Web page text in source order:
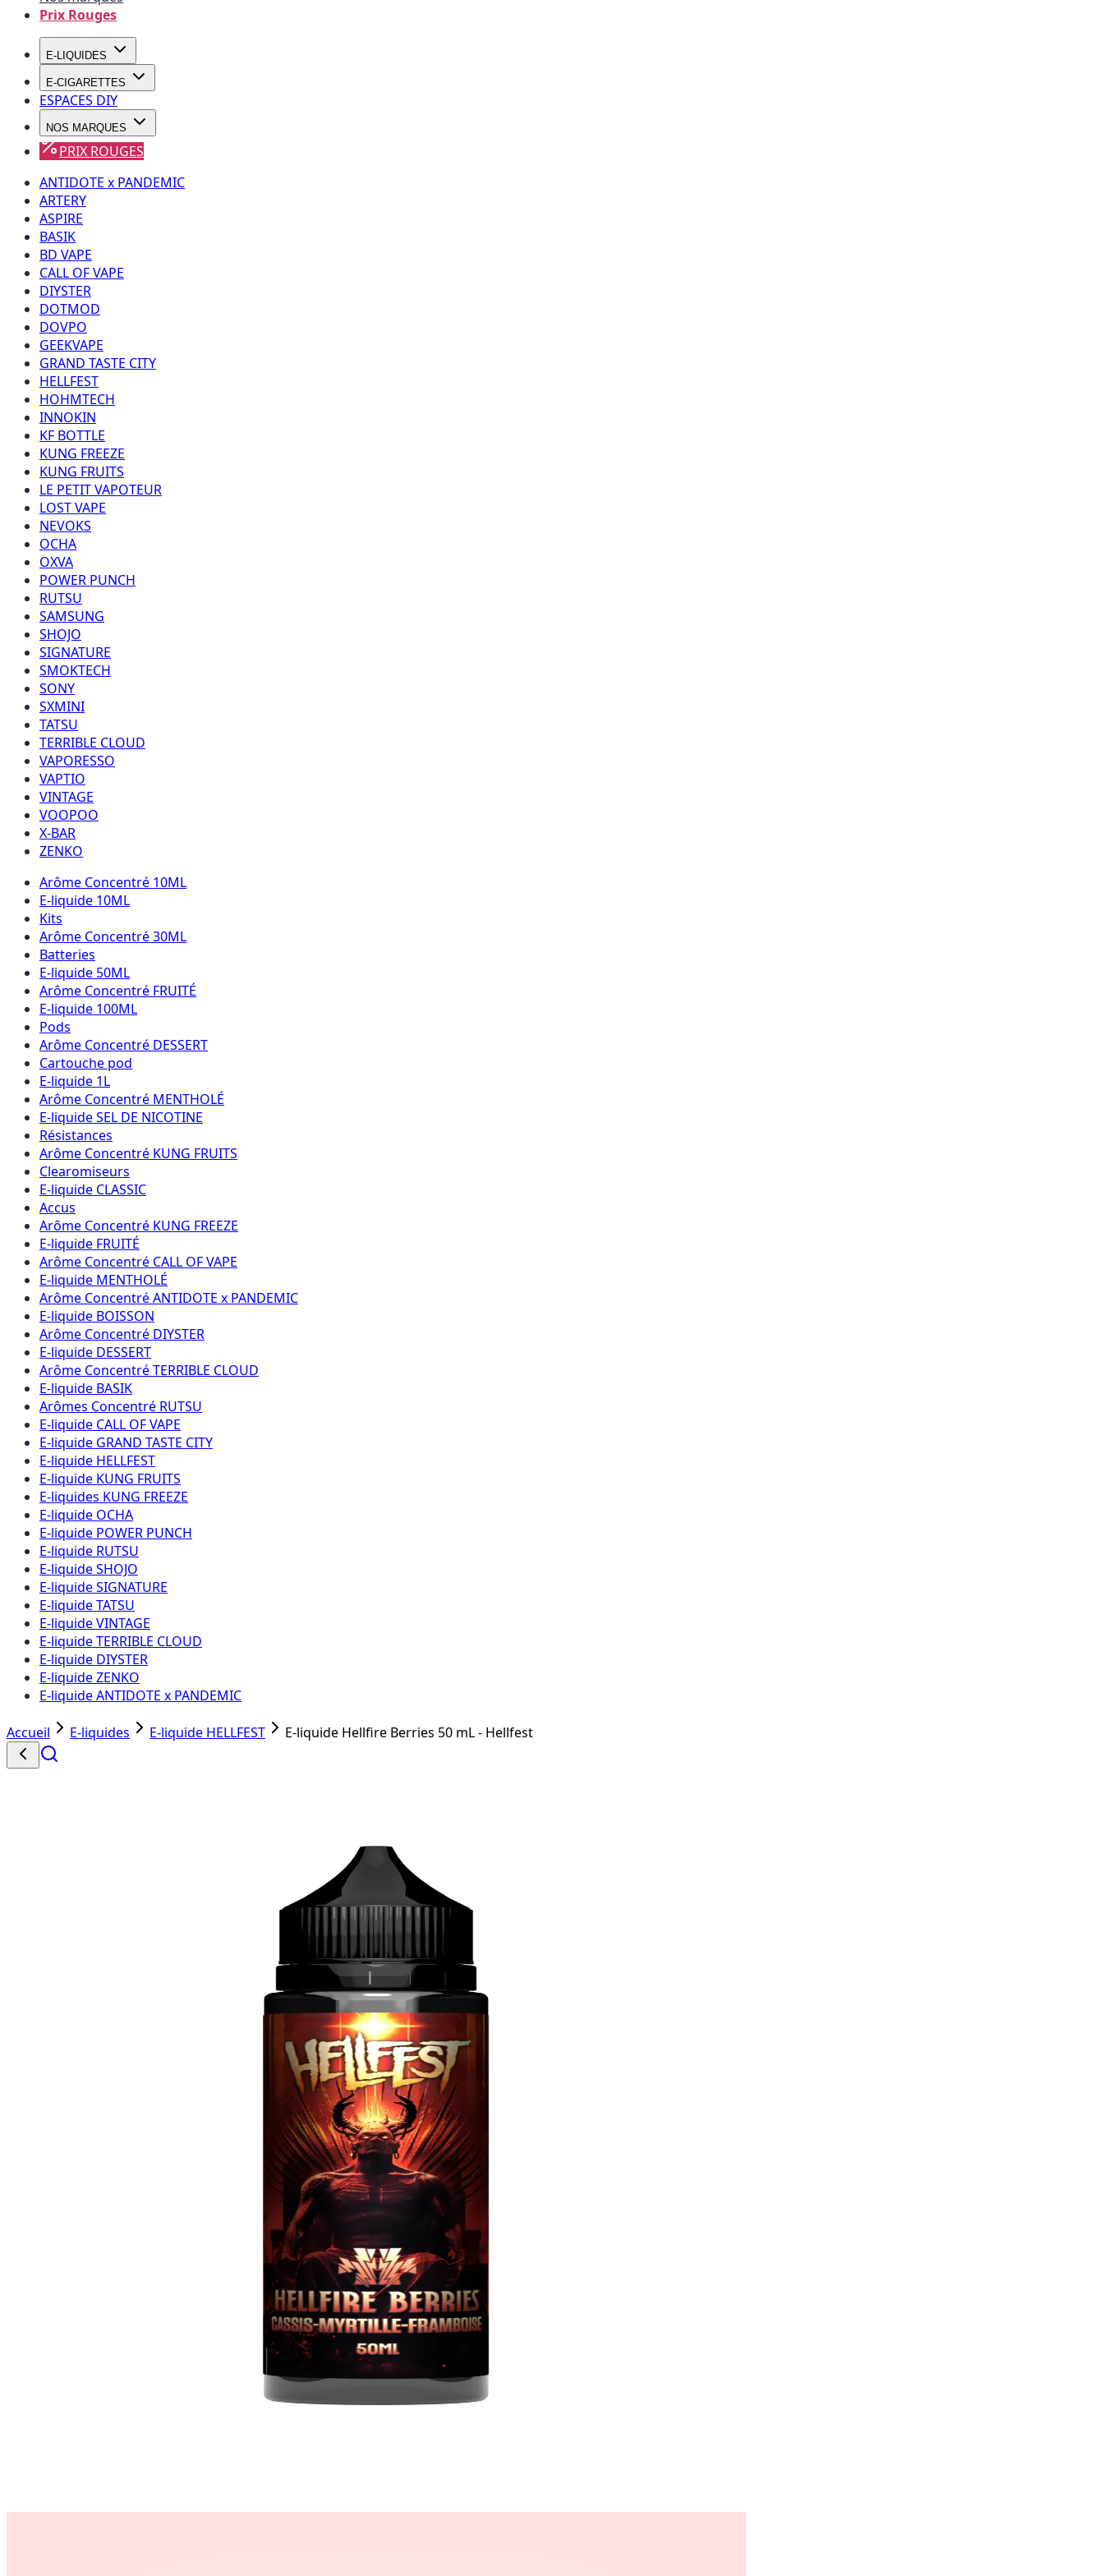
Prix Rouges
E-LIQUIDES
E-CIGARETTES
ESPACES DIY
NOS MARQUES
PRIX ROUGES
ANTIDOTE x PANDEMIC
ARTERY
ASPIRE
BASIK
BD VAPE
CALL OF VAPE
DIYSTER
DOTMOD
DOVPO
GEEKVAPE
GRAND TASTE CITY
HELLFEST
HOHMTECH
INNOKIN
KF BOTTLE
KUNG FREEZE
KUNG FRUITS
LE PETIT VAPOTEUR
LOST VAPE
NEVOKS
OCHA
OXVA
POWER PUNCH
RUTSU
SAMSUNG
SHOJO
SIGNATURE
SMOKTECH
SONY
SXMINI
TATSU
TERRIBLE CLOUD
VAPORESSO
VAPTIO
VINTAGE
VOOPOO
X-BAR
ZENKO
Arôme Concentré 10ML
E-liquide 10ML
Kits
Arôme Concentré 30ML
Batteries
E-liquide 50ML
Arôme Concentré FRUITÉ
E-liquide 100ML
Pods
Arôme Concentré DESSERT
Cartouche pod
E-liquide 1L
Arôme Concentré MENTHOLÉ
E-liquide SEL DE NICOTINE
Résistances
Arôme Concentré KUNG FRUITS
Clearomiseurs
E-liquide CLASSIC
Accus
Arôme Concentré KUNG FREEZE
E-liquide FRUITÉ
Arôme Concentré CALL OF VAPE
E-liquide MENTHOLÉ
Arôme Concentré ANTIDOTE x PANDEMIC
E-liquide BOISSON
Arôme Concentré DIYSTER
E-liquide DESSERT
Arôme Concentré TERRIBLE CLOUD
E-liquide BASIK
Arômes Concentré RUTSU
E-liquide CALL OF VAPE
E-liquide GRAND TASTE CITY
E-liquide HELLFEST
E-liquide KUNG FRUITS
E-liquides KUNG FREEZE
E-liquide OCHA
E-liquide POWER PUNCH
E-liquide RUTSU
E-liquide SHOJO
E-liquide SIGNATURE
E-liquide TATSU
E-liquide VINTAGE
E-liquide TERRIBLE CLOUD
E-liquide DIYSTER
E-liquide ZENKO
E-liquide ANTIDOTE x PANDEMIC
Accueil E-liquides E-liquide HELLFEST E-liquide Hellfire Berries 50 mL - Hellfest